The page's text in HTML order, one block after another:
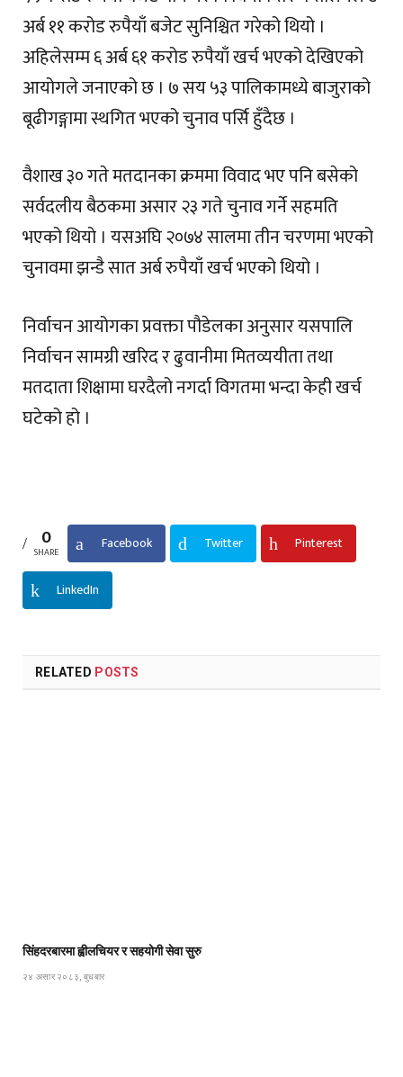
अर्ब ११ करोड रुपैयाँ बजेट सुनिश्चित गरेको थियो ।
अहिलेसम्म ६ अर्ब ६१ करोड रुपैयाँ खर्च भएको देखिएको
आयोगले जनाएको छ । ७ सय ५३ पालिकामध्ये बाजुराको
बूढीगङ्गामा स्थगित भएको चुनाव पर्सि हुँदैछ ।
वैशाख ३० गते मतदानका क्रममा विवाद भए पनि बसेको
सर्वदलीय बैठकमा असार २३ गते चुनाव गर्ने सहमति
भएको थियो । यसअघि २०७४ सालमा तीन चरणमा भएको
चुनावमा झन्डै सात अर्ब रुपैयाँ खर्च भएको थियो ।
निर्वाचन आयोगका प्रवक्ता पौडेलका अनुसार यसपालि
निर्वाचन सामग्री खरिद र ढुवानीमा मितव्ययीता तथा
मतदाता शिक्षामा घरदैलो नगर्दा विगतमा भन्दा केही खर्च
घटेको हो ।
0
SHARE Facebook Twitter Pinterest
LinkedIn
RELATED POSTS
सिंहदरबारमा ह्वीलचियर र सहयोगी सेवा सुरु
२४ असार २०८३, बुधबार